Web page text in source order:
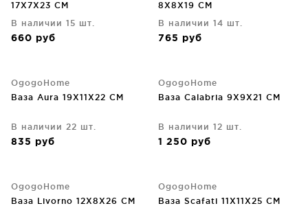
17X7X23 CM
В наличии 15 шт.
660 руб
8X8X19 CM
В наличии 14 шт.
765 руб
OgogoHome
Ваза Aura 19X11X22 CM
В наличии 22 шт.
835 руб
OgogoHome
Ваза Calabria 9X9X21 CM
В наличии 12 шт.
1 250 руб
OgogoHome
Ваза Livorno 12X8X26 CM
OgogoHome
Ваза Scafati 11X11X25 CM